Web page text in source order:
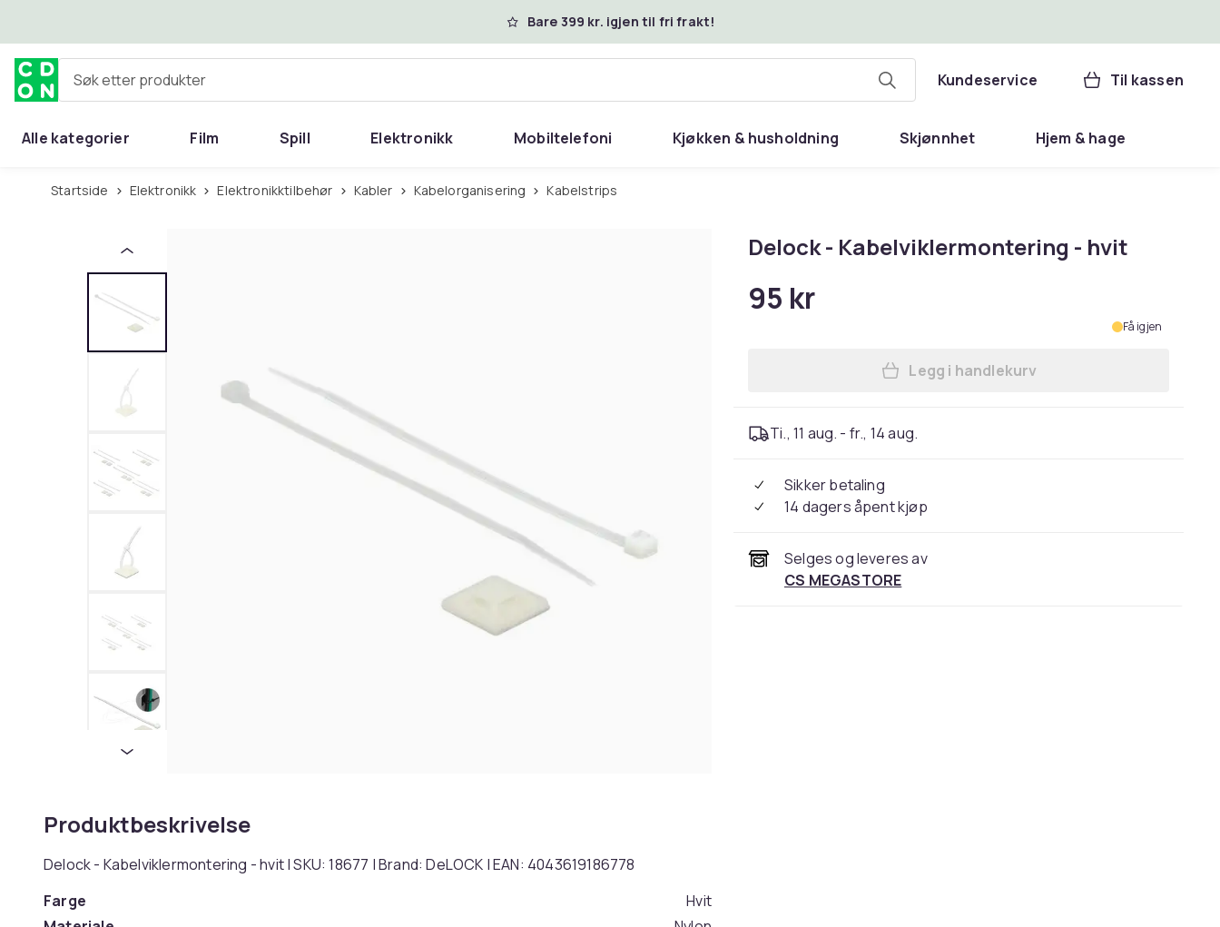
Bare 399 kr. igjen til fri frakt!
Søk etter produkter Kundeservice Til kassen
Alle kategorier Film Spill Elektronikk Mobiltelefoni Kjøkken & husholdning Skjønnhet Hjem & hage
Startside Elektronikk Elektronikktilbehør Kabler Kabelorganisering Kabelstrips
Produktbeskrivelse
Delock - Kabelviklermontering - hvit | SKU: 18677 | Brand: DeLOCK | EAN: 4043619186778
Farge
Hvit
Delock - Kabelviklermontering - hvit
95 kr
Få igjen
Legg Delock -
Legg i handlekurv
Ti., 11 aug. - fr., 14 aug.
Sikker betaling
14 dagers åpent kjøp
Selges og leveres av
CS MEGASTORE